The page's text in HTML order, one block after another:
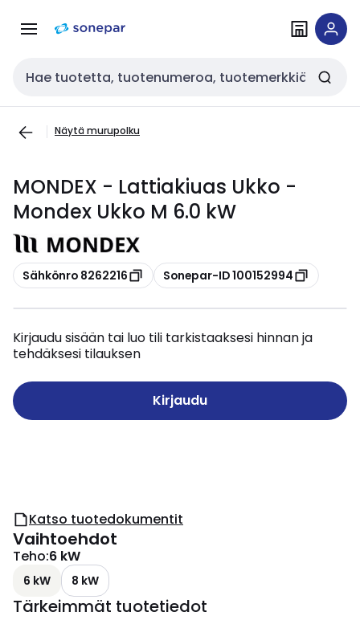
navigointiinsisältöön
Haku
Näytä murupolku
MONDEX - Lattiakiuas Ukko -
Mondex Ukko M 6.0 kW
Kopioi
Sähkönro 8262216 Kopioi
Sonepar-ID 100152994
Kirjaudu sisään tai luo tili tarkistaaksesi hinnan ja
tehdäksesi tilauksen
Kirjaudu
Katso tuotedokumentit
Vaihtoehdot
Teho:6 kW
6 kW 8 kW
Tärkeimmät tuotetiedot